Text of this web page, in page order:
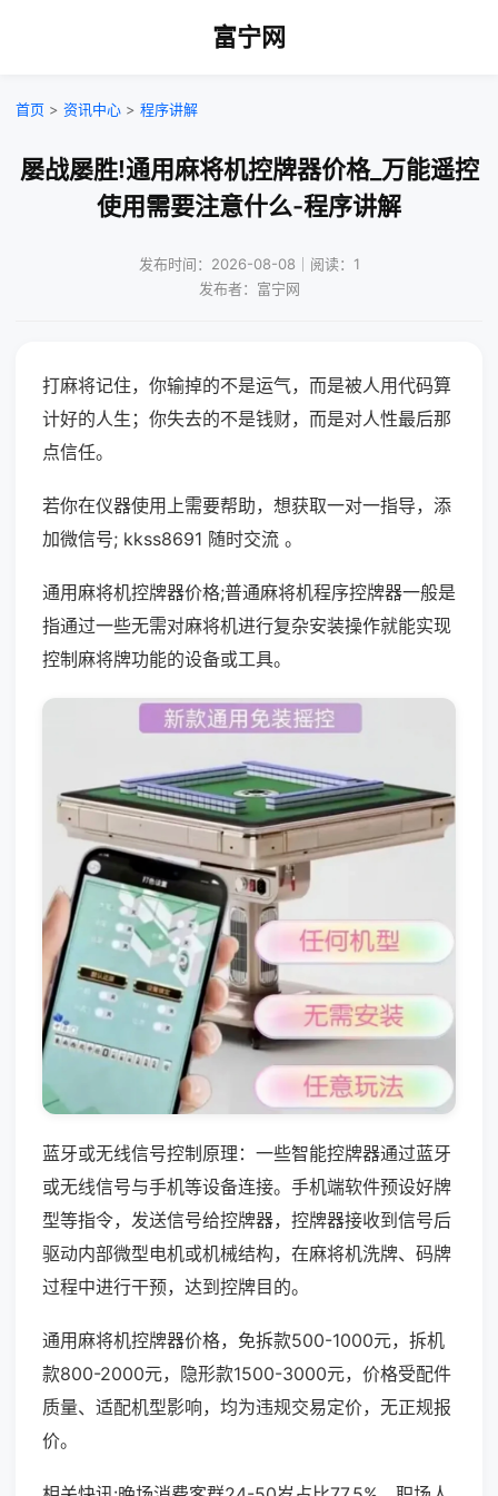
富宁网
首页 > 资讯中心 > 程序讲解
屡战屡胜!通用麻将机控牌器价格_万能遥控
使用需要注意什么-程序讲解
发布时间：2026-08-08｜阅读：1
发布者：富宁网
打麻将记住，你输掉的不是运气，而是被人用代码算
计好的人生；你失去的不是钱财，而是对人性最后那
点信任。
若你在仪器使用上需要帮助，想获取一对一指导，添
加微信号; kkss8691 随时交流 。
通用麻将机控牌器价格;普通麻将机程序控牌器一般是
指通过一些无需对麻将机进行复杂安装操作就能实现
控制麻将牌功能的设备或工具。
蓝牙或无线信号控制原理：一些智能控牌器通过蓝牙
或无线信号与手机等设备连接。手机端软件预设好牌
型等指令，发送信号给控牌器，控牌器接收到信号后
驱动内部微型电机或机械结构，在麻将机洗牌、码牌
过程中进行干预，达到控牌目的。
通用麻将机控牌器价格，免拆款500-1000元，拆机
款800-2000元，隐形款1500-3000元，价格受配件
质量、适配机型影响，均为违规交易定价，无正规报
价。